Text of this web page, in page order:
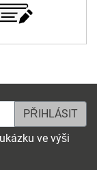
ve výši